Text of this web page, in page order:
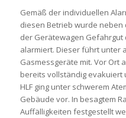
Gemäß der individuellen
diesen Betrieb wurde
der Gerätewagen
alarmiert. Dieser führt unter
Gasmessgeräte mit. Vor Ort
bereits vollständig
HLF ging unter schwerem
Gebäude vor. In besagtem
Auffälligkeiten festgestellt